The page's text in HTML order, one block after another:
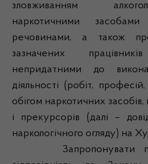
зловживанням
наркотичними
речовинами, а також
зазначених
непридатними до
діяльності (робіт,
обігом наркотичних
і прекурсорів (далі –
наркологічного огляду) на
Запропонувати